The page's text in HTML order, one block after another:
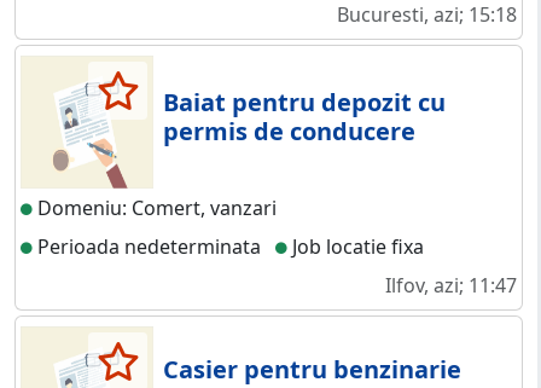
Bucuresti, azi; 15:18
Baiat pentru depozit cu
permis de conducere
Domeniu: Comert, vanzari
Perioada nedeterminata
Job locatie fixa
Ilfov, azi; 11:47
Casier pentru benzinarie